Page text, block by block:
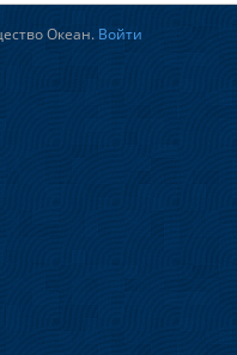
Океан. Войти